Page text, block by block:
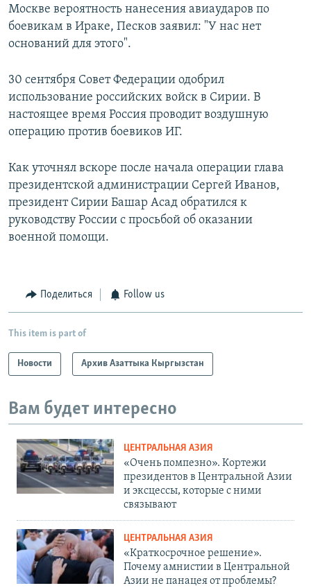
Москве вероятность нанесения авиаударов по
боевикам в Ираке, Песков заявил: "У нас нет
оснований для этого".
30 сентября Совет Федерации одобрил
использование российских войск в Сирии. В
настоящее время Россия проводит воздушную
операцию против боевиков ИГ.
Как уточнял вскоре после начала операции глава
президентской администрации Сергей Иванов,
президент Сирии Башар Асад обратился к
руководству России с просьбой об оказании
военной помощи.
Поделиться Follow us
This item is part of
Новости Архив Азаттыка Кыргызстан
Вам будет интересно
ЦЕНТРАЛЬНАЯ АЗИЯ
«Очень помпезно». Кортежи
президентов в Центральной Азии
и эксцессы, которые с ними
связывают
ЦЕНТРАЛЬНАЯ АЗИЯ
«Краткосрочное решение».
Почему амнистии в Центральной
Азии не панацея от проблемы?